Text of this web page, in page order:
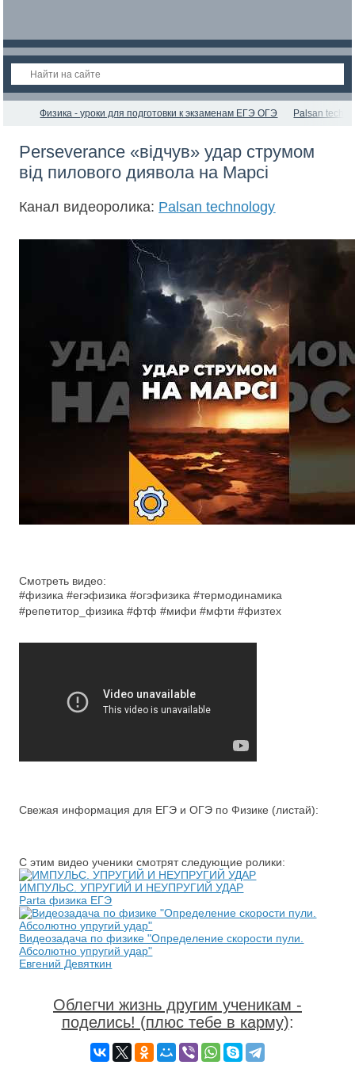
Физика - уроки для подготовки к экзаменам ЕГЭ ОГЭ Palsan
Perseverance «відчув» удар струмом
від пилового диявола на Марсі
Канал видеоролика: Palsan technology
Смотреть видео:
#физика #егэфизика #огэфизика #термодинамика
#репетитор_физика #фтф #мифи #мфти #физтех
Свежая информация для ЕГЭ и ОГЭ по Физике (листай):
С этим видео ученики смотрят следующие ролики:
ИМПУЛЬС. УПРУГИЙ И НЕУПРУГИЙ УДАР
Parta физика ЕГЭ
Видеозадача по физике "Определение скорости пули.
Абсолютно упругий удар"
Евгений Девяткин
Облегчи жизнь другим ученикам -
поделись! (плюс тебе в карму):